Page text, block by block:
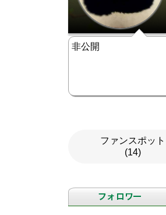
非公開
ファンスポット
(14)